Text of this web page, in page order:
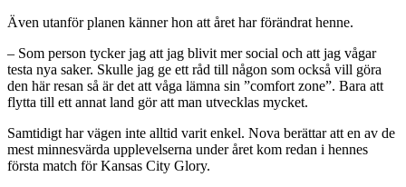
Även utanför planen känner hon att året har förändrat henne.
– Som person tycker jag att jag blivit mer social och att jag vågar
testa nya saker. Skulle jag ge ett råd till någon som också vill göra
den här resan så är det att våga lämna sin ”comfort zone”. Bara att
flytta till ett annat land gör att man utvecklas mycket.
Samtidigt har vägen inte alltid varit enkel. Nova berättar att en av de
mest minnesvärda upplevelserna under året kom redan i hennes
första match för Kansas City Glory.